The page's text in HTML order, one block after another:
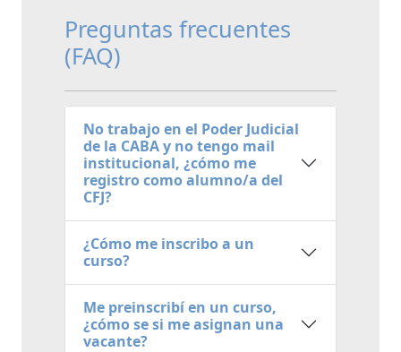
Preguntas frecuentes
(FAQ)
No trabajo en el Poder Judicial
de la CABA y no tengo mail
institucional, ¿cómo me
registro como alumno/a del
CFJ?
¿Cómo me inscribo a un
curso?
Me preinscribí en un curso,
¿cómo se si me asignan una
vacante?